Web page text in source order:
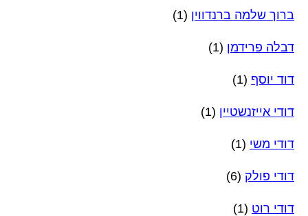
ברוך שלמה ברנדווין (1)
דבלה פרידמן (1)
דוד יוסף (1)
דודי אייזנשטיין (1)
דודי משי (1)
דודי פולק (6)
דודי רוט (1)